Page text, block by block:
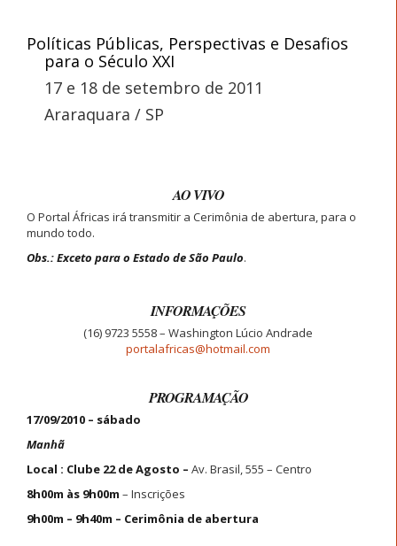
Políticas Públicas, Perspectivas e Desafios
para o Século XXI
17 e 18 de setembro de 2011
Araraquara / SP
AO VIVO
O Portal Áfricas irá transmitir a Cerimônia de abertura, para o
mundo todo.
Obs.: Exceto para o Estado de São Paulo.
INFORMAÇÕES
(16) 9723 5558 – Washington Lúcio Andrade
portalafricas@hotmail.com
PROGRAMAÇÃO
17/09/2010 – sábado
Manhã
Local : Clube 22 de Agosto – Av. Brasil, 555 – Centro
8h00m às 9h00m – Inscrições
9h00m – 9h40m – Cerimônia de abertura